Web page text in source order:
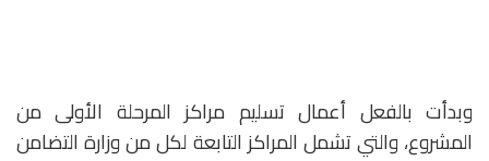
وبدأت بالفعل أعمال تسليم مراكز المرحلة الأولى من
المشروع، والتي تشمل المراكز التابعة لكل من وزارة التضامن